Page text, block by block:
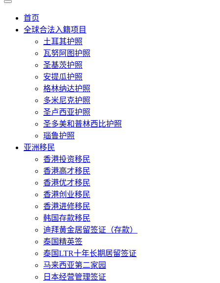
首页
全球合法入籍项目
土耳其护照
瓦努阿图护照
圣基茨护照
安提瓜护照
格林纳达护照
多米尼克护照
圣卢西亚护照
圣多美和普林西比护照
瑙鲁护照
亚洲移民
香港投资移民
香港高才移民
香港优才移民
香港创业移民
香港进修移民
韩国存款移民
迪拜黄金居留签证（存款）
泰国精英签
泰国LTR十年长期居留签证
马来西亚第二家园
日本经营管理签证